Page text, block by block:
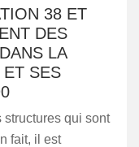
38 ET
DES
LA
SES
structures qui sont
fait, il est